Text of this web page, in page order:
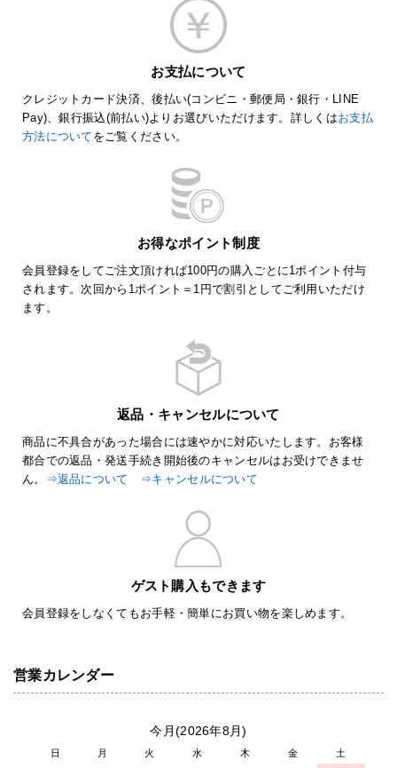
お支払について
クレジットカード決済、後払い(コンビニ・郵便局・銀行・LINE
Pay)、銀行振込(前払い)よりお選びいただけます。詳しくはお支払
方法について をご覧ください。
お得なポイント制度
会員登録をしてご注文頂ければ100円の購入ごとに1ポイント付与
されます。次回から1ポイント＝1円で割引としてご利用いただけ
ます。
返品・キャンセルについて
商品に不具合があった場合には速やかに対応いたします。お客様
都合での返品・発送手続き開始後のキャンセルはお受けできませ
ん。 ⇒返品について ⇒キャンセルについて
ゲスト購入もできます
会員登録をしなくてもお手軽・簡単にお買い物を楽しめます。
営業カレンダー
今月(2026年8月)
日 月 火 水 木 金 土